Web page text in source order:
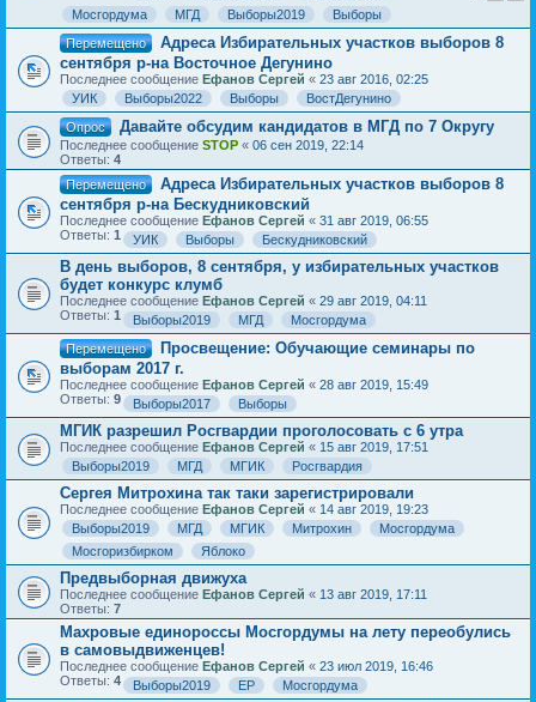
Мосгордума
МГД Выборы2019
Выборы
Перемещено
Адреса Избирательных участков выборов 8
сентября р-на Восточное Дегунино
Последнее сообщение Ефанов Сергей « 23 авг 2016, 02:25
УИК
Выборы2022 Выборы
ВостДегунино
Опрос
Давайте обсудим кандидатов в МГД по 7 Округу
Последнее сообщение STOP « 06 сен 2019, 22:14
Ответы: 4
Перемещено
Адреса Избирательных участков выборов 8
сентября р-на Бескудниковский
Последнее сообщение Ефанов Сергей « 31 авг 2019, 06:55
Ответы: 1 УИК Выборы Бескудниковский
В день выборов, 8 сентября, у избирательных участков
будет конкурс клумб
Последнее сообщение Ефанов Сергей « 29 авг 2019, 04:11
Ответы: 1 Выборы2019 МГД
Мосгордума
Перемещено
Просвещение: Обучающие семинары по
выборам 2017 г.
Последнее сообщение Ефанов Сергей « 28 авг 2019, 15:49
Ответы: 9 Выборы2017 Выборы
МГИК разрешил Росгвардии проголосовать с 6 утра
Последнее сообщение Ефанов Сергей « 15 авг 2019, 17:51
Выборы2019
МГД МГИК Росгвардия
Сергея Митрохина так таки зарегистрировали
Последнее сообщение Ефанов Сергей « 14 авг 2019, 19:23
Выборы2019
МГД МГИК Митрохин
Мосгордума
Мосгоризбирком
Яблоко
Предвыборная движуха
Последнее сообщение Ефанов Сергей « 13 авг 2019, 17:11
Ответы: 7
Махровые единороссы Мосгордумы на лету переобулись
в самовыдвиженцев!
Последнее сообщение Ефанов Сергей « 23 июл 2019, 16:46
Ответы: 4 Выборы2019 ЕР Мосгордума